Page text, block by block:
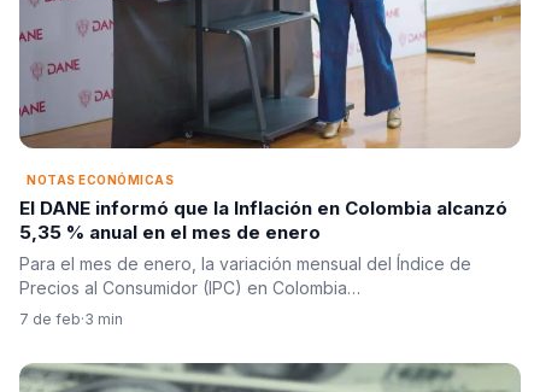
NOTAS ECONÓMICAS
El DANE informó que la Inflación en Colombia alcanzó
5,35 % anual en el mes de enero
Para el mes de enero, la variación mensual del Índice de
Precios al Consumidor (IPC) en Colombia…
7 de feb·3 min